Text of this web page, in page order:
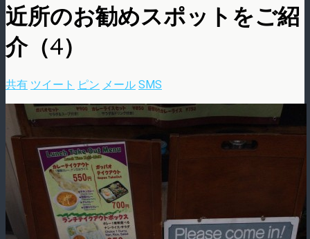
近所のお勧めスポットをご紹
介（4）
共有 ツイート ピン メール SMS